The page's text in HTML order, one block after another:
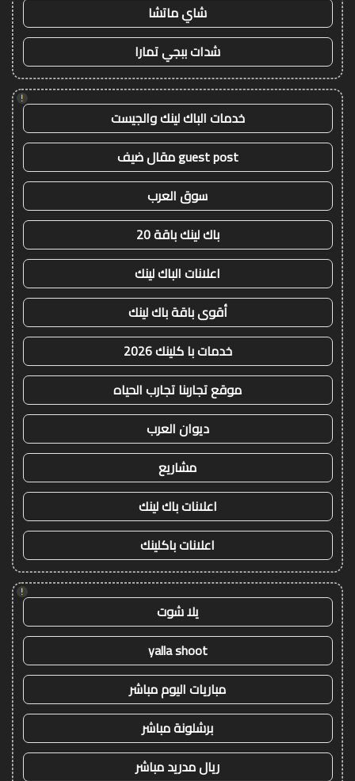
شاي ماتشا
شدات ببجي تمارا
!
خدمات الباك لينك والجيست
guest post مقال ضيف
سوق العرب
باك لينك باقة 20
اعلانات الباك لينك
أقوى باقة باك لينك
خدمات با كلينك 2026
موقع تجاربنا تجارب الحياه
ديوان العرب
مشاريع
اعلانات باك لينك
اعلانات باكلينك
!
يلا شوت
yalla shoot
مباريات اليوم مباشر
برشلونة مباشر
ريال مدريد مباشر